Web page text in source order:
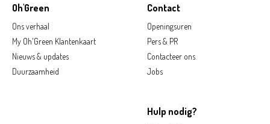
Oh'Green
Ons verhaal
My Oh'Green Klantenkaart
Nieuws & updates
Duurzaamheid
Contact
Openingsuren
Pers & PR
Contacteer ons
Jobs
Hulp nodig?